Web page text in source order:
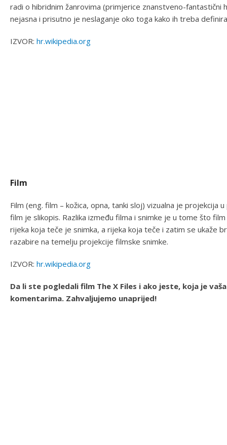
radi o hibridnim žanrovima (primjerice znanstveno-
nejasna i prisutno je neslaganje oko toga kako ih treba
IZVOR: hr.wikipedia.org
Film
Film (eng. film – kožica, opna, tanki sloj) vizualna je projekcija
film je slikopis. Razlika između filma i snimke je u tome što
rijeka koja teče je snimka, a rijeka koja teče i zatim se ukaže
razabire na temelju projekcije filmske snimke.
IZVOR: hr.wikipedia.org
Da li ste pogledali film The X Files i ako jeste, koja je
komentarima. Zahvaljujemo unaprijed!